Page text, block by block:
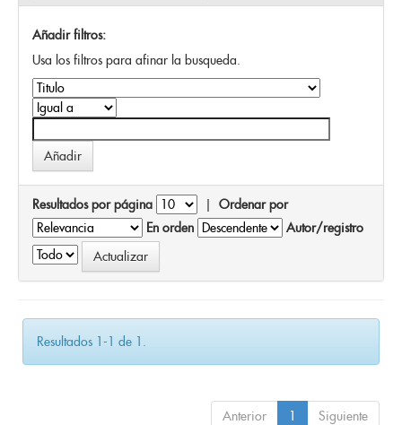
Añadir filtros:
Usa los filtros para afinar la busqueda.
Resultados por página | Ordenar por
En orden
Autor/registro
Resultados 1-1 de 1.
Anterior 1 Siguiente